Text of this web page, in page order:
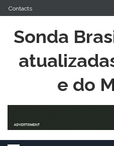
Skip
to
Contacts
Sonda
e do